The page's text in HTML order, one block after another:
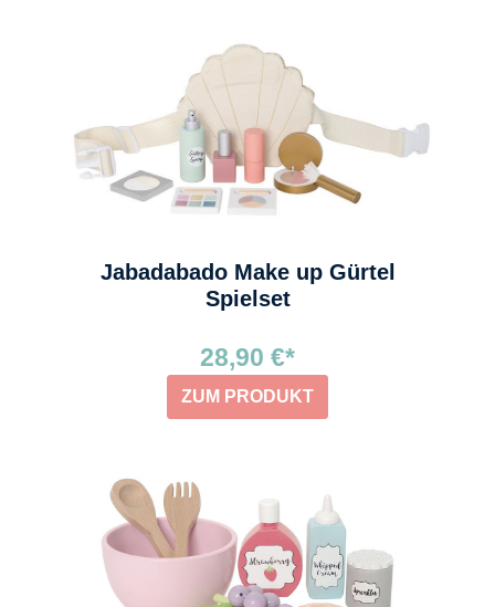
Jabadabado Make up Gürtel
Spielset
28,90 €*
ZUM PRODUKT